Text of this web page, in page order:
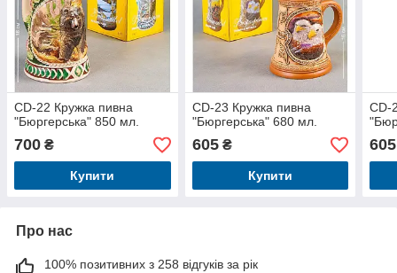
CD-22 Кружка пивна
"Бюргерська" 850 мл.
700 ₴
Купити
CD-23 Кружка пивна
"Бюргерська" 680 мл.
605₴
Купити
CD-
605
Про нас
100% позитивних з 258 відгуків за рік